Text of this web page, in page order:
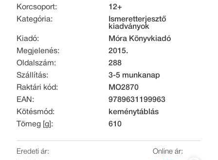
Korcsoport:
12+
Kategória:
Ismeretterjesztő
kiadványok
Kiadó:
Móra Könyvkiadó
Megjelenés:
2015.
Oldalszám:
288
Szállítás:
3-5 munkanap
Raktári kód:
MO2870
EAN:
9789631199963
Kötésmód:
keménytáblás
Tömeg [g]:
610
Eredeti ár:
Online ár: